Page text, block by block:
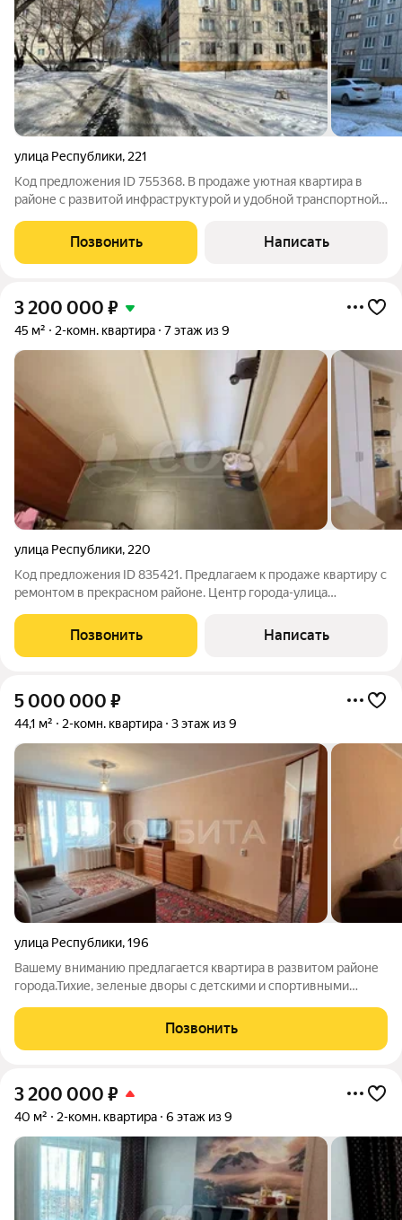
улица Республики, 221
Код предложения ID 755368. В продаже уютная квартира в
районе с развитой инфраструктурой и удобной транспортной
комнаты и совмещенный санузел.В квартире выполнен
хороший косметический ремонт в
Позвонить Написать
3 200 000 ₽
45 м² 2-комн. квартира 7 этаж из 9
улица Республики, 220
Код предложения ID 835421. Предлагаем к продаже квартиру с
ремонтом в прекрасном районе. Центр города-улица
точку города. В шаговой доступности школа, детский сад,
автовокзал, спортивный
Позвонить Написать
5 000 000 ₽
44,1 м² 2-комн. квартира 3 этаж из 9
улица Республики,196
Вашему вниманию предлагается квартира в развитом районе
города.Тихие, зеленые дворы с детскими и спортивными
доступности магазины, поликлиника, школы и детские сады.
Удобная транспортная развязка и
Позвонить
3 200 000 ₽
40 м² 2-комн. квартира 6 этаж из 9